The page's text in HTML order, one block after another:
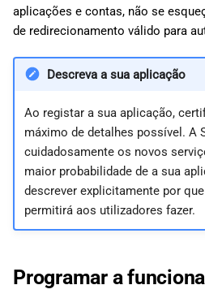
aplicações e contas, não se
de redirecionamento válido para
Descreva a sua aplicação
Ao registar a sua aplicação,
máximo de detalhes possível. A
cuidadosamente os novos
maior probabilidade de a sua
descrever explicitamente por
permitirá aos utilizadores fazer.
Programar a